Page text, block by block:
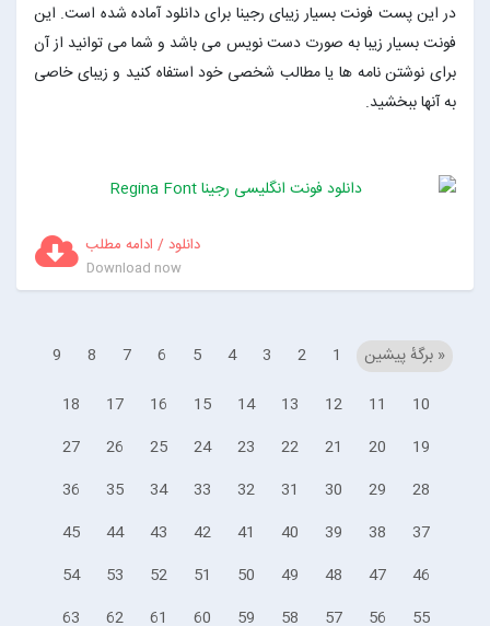
در این پست فونت بسیار زیبای رجینا برای دانلود آماده شده است. این
فونت بسیار زیبا به صورت دست نویس می باشد و شما می توانید از آن
برای نوشتن نامه ها یا مطالب شخصی خود استفاه کنید و زیبای خاصی
به آنها ببخشید.
دانلود / ادامه مطلب
Download now
« برگه‌ٔ پیشین 1
2
3
4
5
6
7
8
9
10
11
12
13
14
15
16
17
18
19
20
21
22
23
24
25
26
27
28
29
30
31
32
33
34
35
36
37
38
39
40
41
42
43
44
45
46
47
48
49
50
51
52
53
54
55
56
57
58
59
60
61
62
63